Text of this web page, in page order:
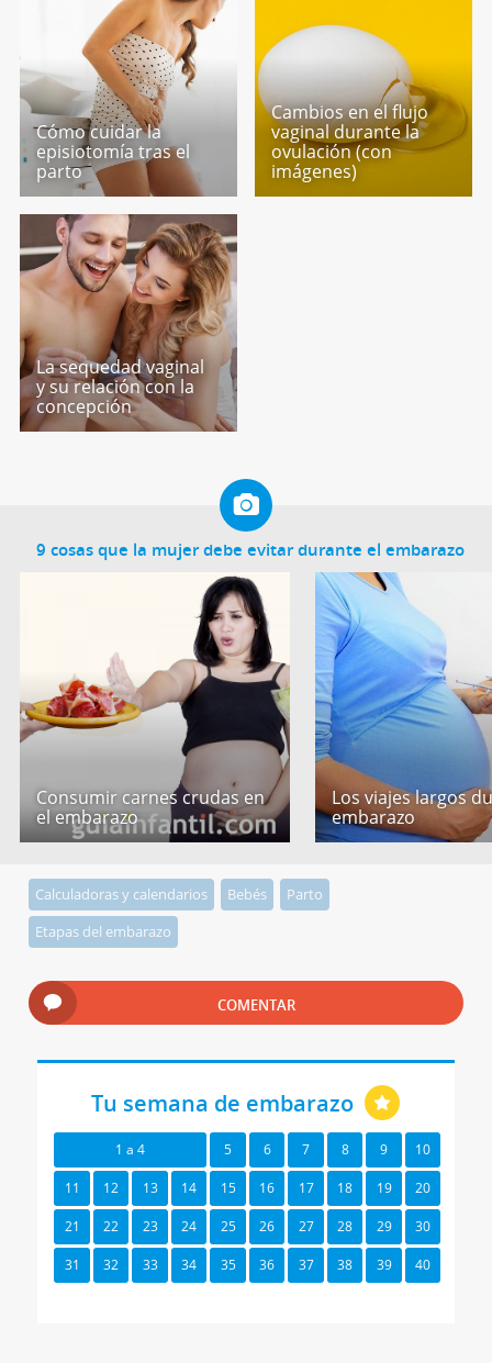
Cómo cuidar la
episiotomía tras el
parto
Cambios en el flujo
vaginal durante la
ovulación (con
imágenes)
La sequedad vaginal
y su relación con la
concepción
9 cosas que la mujer debe evitar durante el embarazo
Consumir carnes crudas en
el embarazo
Los viajes largos
embarazo
Calculadoras y calendarios Bebés
Parto
Etapas del embarazo
COMENTAR
Tu semana de embarazo
1 a 4 5 6 7 8 9 10
11 12 13 14 15 16 17 18 19 20
21 22 23 24 25 26 27 28 29 30
31 32 33 34 35 36 37 38 39 40